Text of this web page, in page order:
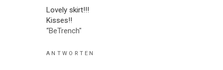
Lovely skirt!!!
Kisses!!
“BeTrench"
ANTWORTEN